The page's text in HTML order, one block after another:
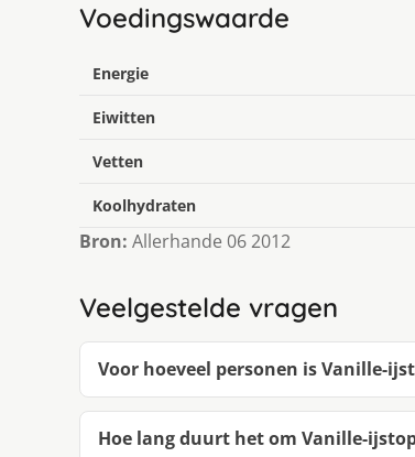
Voedingswaarde
Energie
Eiwitten
Vetten
Koolhydraten
Bron: Allerhande 06 2012
Veelgestelde vragen
Voor hoeveel personen is Va­nil­le-
Hoe lang duurt het om Va­nil­le-